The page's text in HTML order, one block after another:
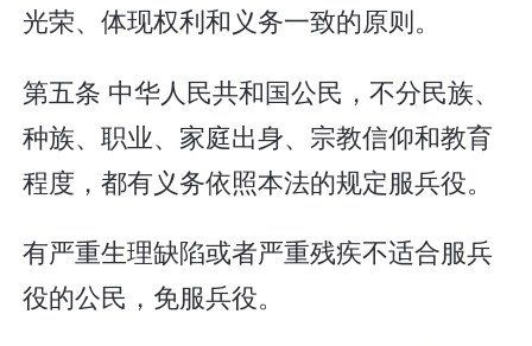
光荣、体现权利和义务一致的原则。
第五条 中华人民共和国公民，不分民族、
种族、职业、家庭出身、宗教信仰和教育
程度，都有义务依照本法的规定服兵役。
有严重生理缺陷或者严重残疾不适合服兵
役的公民，免服兵役。